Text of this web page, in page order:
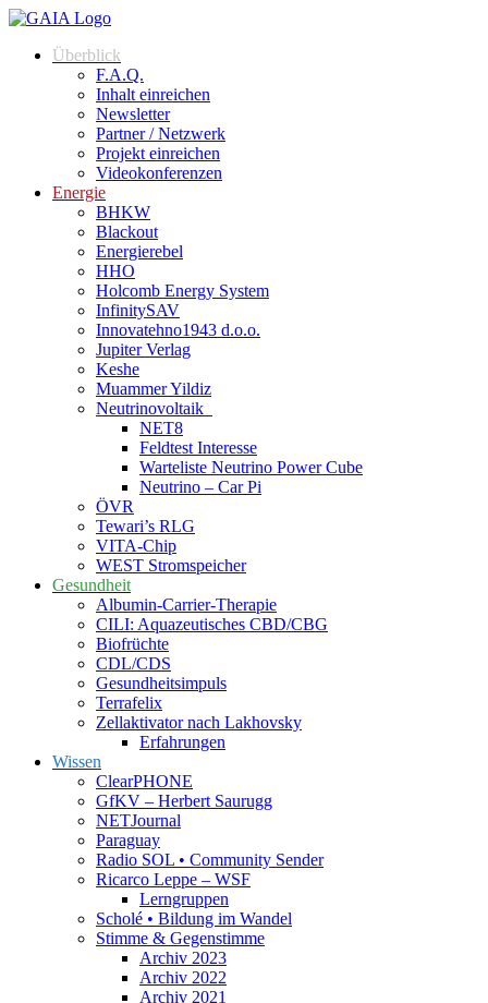
Überblick
F.A.Q.
Inhalt einreichen
Newsletter
Partner / Netzwerk
Projekt einreichen
Videokonferenzen
Energie
BHKW
Blackout
Energierebel
HHO
Holcomb Energy System
InfinitySAV
Innovatehno1943 d.o.o.
Jupiter Verlag
Keshe
Muammer Yildiz
Neutrinovoltaik
NET8
Feldtest Interesse
Warteliste Neutrino Power Cube
Neutrino – Car Pi
ÖVR
Tewari’s RLG
VITA-Chip
WEST Stromspeicher
Gesundheit
Albumin-Carrier-Therapie
CILI: Aquazeutisches CBD/CBG
Biofrüchte
CDL/CDS
Gesundheitsimpuls
Terrafelix
Zellaktivator nach Lakhovsky
Erfahrungen
Wissen
ClearPHONE
GfKV – Herbert Saurugg
NETJournal
Paraguay
Radio SOL • Community Sender
Ricarco Leppe – WSF
Lerngruppen
Scholé • Bildung im Wandel
Stimme & Gegenstimme
Archiv 2023
Archiv 2022
Archiv 2021